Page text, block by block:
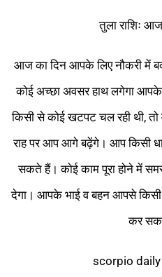
तुला राशिः
आज का दिन आपके लिए नौकरी में
कोई अच्छा अवसर हाथ लगेगा आपके
किसी से कोई खटपट चल रही थी,
राह पर आप आगे बढ़ेंगे। आप किसी
सकते हैं। कोई काम पूरा होने में
देगा। आपके भाई व बहन आपसे
कर
scorpio